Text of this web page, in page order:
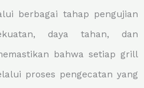
berbagai tahap pengujian
daya tahan, dan
bahwa setiap grill
proses pengecatan yang